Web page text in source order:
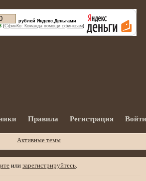
рублей Яндекс.Деньгами
(СфинКо: Команда помощи сфинксам)
Правила Регистрация
Активные темы
илизарегистрируйтесь.